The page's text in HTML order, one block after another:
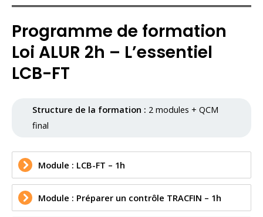
Programme de formation
Loi ALUR 2h – L’essentiel
LCB-FT
Structure de la formation : 2 modules + QCM
final
Module : LCB-FT – 1h
Module : Préparer un contrôle TRACFIN – 1h